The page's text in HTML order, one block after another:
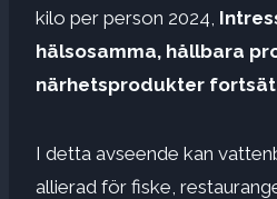
kilo per person 2024,
hälsosamma, hållbara
närhetsprodukter
I detta avseende kan
allierad för fiske,